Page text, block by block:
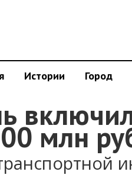
Истории Город
млн